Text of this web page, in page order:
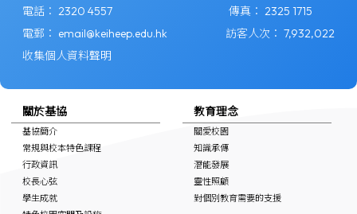
電話： 2320 4557 傳真： 2325 1715
電郵： email@keiheep.edu.hk 訪客人次： 7,932,022
收集個人資料聲明
關於基協
基協簡介
常規與校本特色課程
行政資訊
校長心弦
學生成就
教育理念
關愛校園
知識承傳
潛能發展
靈性照顧
對個別教育需要的支援